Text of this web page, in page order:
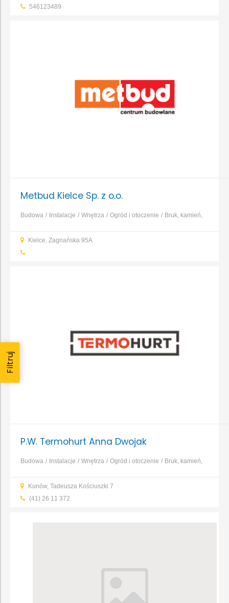
Filtruj
systemy kominowe
546123489
Metbud Kielce Sp. z o.o.
Budowa Instalacje Wnętrza Ogród i otoczenie
Bruk, kamień,
ocieplenie
Fundamenty, prace ziemne, wykopy
Kielce, Zagnańska 95A
P.W. Termohurt Anna Dwojak
Budowa Instalacje Wnętrza Ogród i otoczenie
Bruk, kamień,
ocieplenie
Fundamenty, prace ziemne, wykopy
Kunów, Tadeusza Kościuszki 7
(41) 26 11 372